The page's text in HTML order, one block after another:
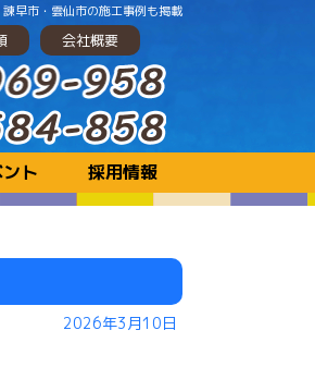
早市・雲仙市の施工事例も掲載
会社概要
ト 採用情報
2026年3月10日